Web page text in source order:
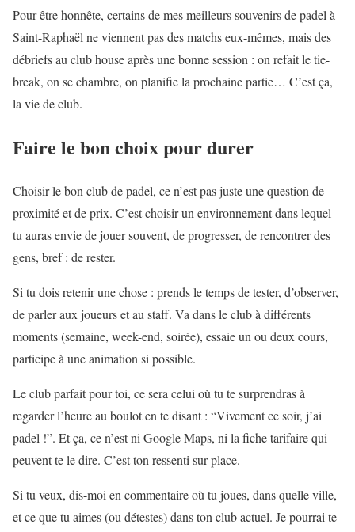
Pour être honnête, certains de mes meilleurs souvenirs de padel à
Saint-Raphaël ne viennent pas des matchs eux-mêmes, mais des
débriefs au club house après une bonne session : on refait le tie-
break, on se chambre, on planifie la prochaine partie… C’est ça,
la vie de club.
Faire le bon choix pour durer
Choisir le bon club de padel, ce n’est pas juste une question de
proximité et de prix. C’est choisir un environnement dans lequel
tu auras envie de jouer souvent, de progresser, de rencontrer des
gens, bref : de rester.
Si tu dois retenir une chose : prends le temps de tester, d’observer,
de parler aux joueurs et au staff. Va dans le club à différents
moments (semaine, week-end, soirée), essaie un ou deux cours,
participe à une animation si possible.
Le club parfait pour toi, ce sera celui où tu te surprendras à
regarder l’heure au boulot en te disant : “Vivement ce soir, j’ai
padel !”. Et ça, ce n’est ni Google Maps, ni la fiche tarifaire qui
peuvent te le dire. C’est ton ressenti sur place.
Si tu veux, dis-moi en commentaire où tu joues, dans quelle ville,
et ce que tu aimes (ou détestes) dans ton club actuel. Je pourrai te